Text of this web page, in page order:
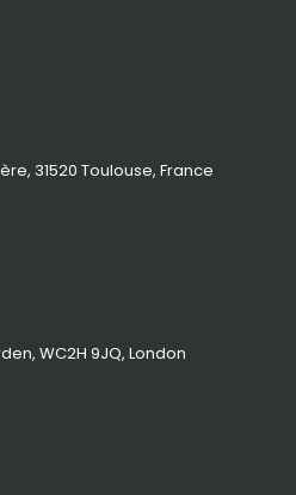
31520 Toulouse, France
WC2H 9JQ, London